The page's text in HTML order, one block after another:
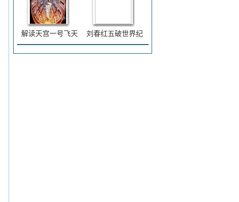
解读天宫一号飞天 刘春红五破世界纪